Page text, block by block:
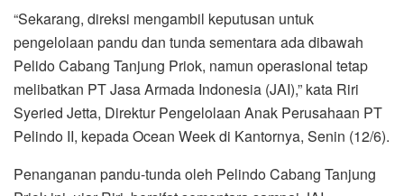
“Sekarang, direksi mengambil keputusan untuk
pengelolaan pandu dan tunda sementara ada dibawah
Pelido Cabang Tanjung Priok, namun operasional tetap
melibatkan PT Jasa Armada Indonesia (JAI),” kata Riri
Syeried Jetta, Direktur Pengelolaan Anak Perusahaan PT
Pelindo II, kepada Ocean Week di Kantornya, Senin (12/6).
Penanganan pandu-tunda oleh Pelindo Cabang Tanjung